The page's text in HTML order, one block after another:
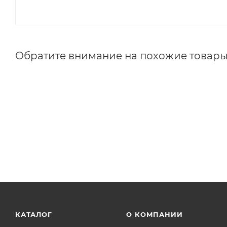
Обратите внимание на похожие
КАТАЛОГ О КОМПАНИИ